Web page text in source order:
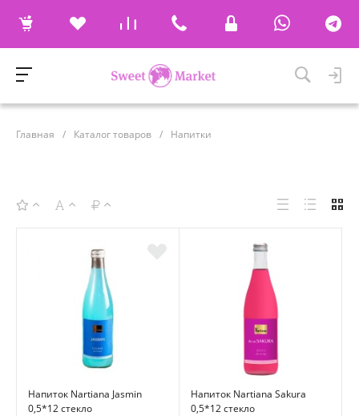
Главная / Каталог товаров / Напитки
Напиток Nartiana Jasmin
0,5*12 стекло
Напиток Nartiana Sakura
0,5*12 стекло